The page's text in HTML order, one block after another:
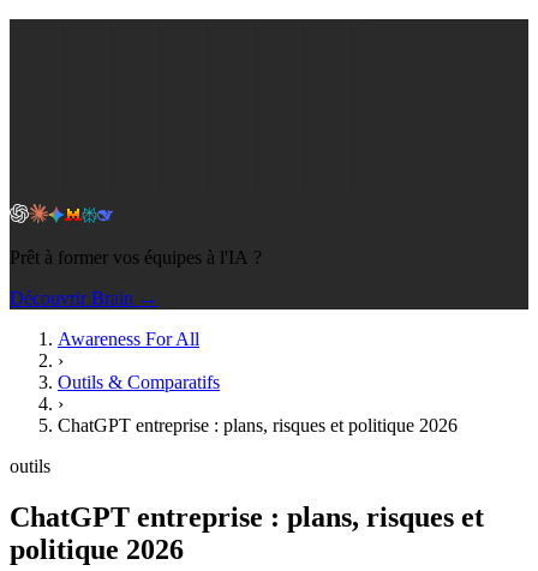
Prêt à former vos équipes à l'IA ?
Découvrir Brain →
Awareness For All
›
Outils & Comparatifs
›
ChatGPT entreprise : plans, risques et politique 2026
outils
ChatGPT entreprise : plans, risques et
politique 2026